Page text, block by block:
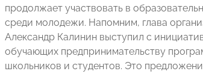
продолжает участвовать в
среди молодежи. Напомним, глава
Александр Калинин выступил с
обучающих предпринимательству
школьников и студентов. Это